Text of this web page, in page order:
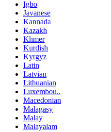
Igbo
Javanese
Kannada
Kazakh
Khmer
Kurdish
Kyrgyz
Latin
Latvian
Lithuanian
Luxembou..
Macedonian
Malagasy
Malay
Malayalam